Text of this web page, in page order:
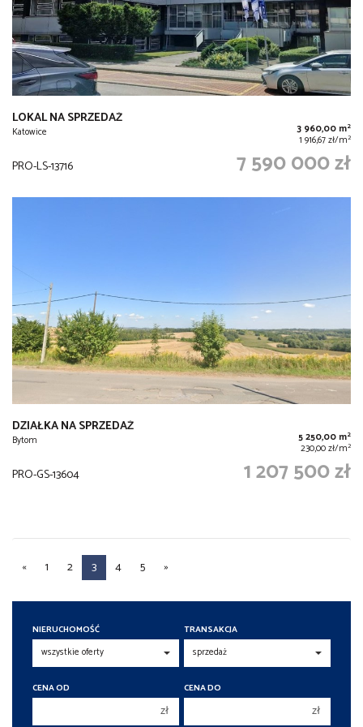
LOKAL NA SPRZEDAŻ
Katowice 3 960,00 m2
1 916,67 zł/m2
PRO-LS-13716 7 590 000 zł
DZIAŁKA NA SPRZEDAŻ
Bytom 5 250,00 m2
230,00 zł/m2
PRO-GS-13604 1 207 500 zł
« 1 2 3 4 5 »
NIERUCHOMOŚĆ TRANSAKCJA
CENA OD
zł
CENA DO
zł